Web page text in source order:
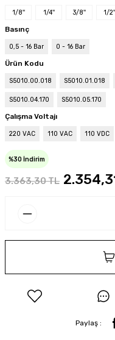
1/8'' 1/4'' 3/8'' 1/2''
Basınç
0,5 - 16 Bar 0 - 16 Bar
Ürün Kodu
S5010.00.018 S5010.01.018
S5010.04.170 S5010.05.170
Çalışma Voltajı
220 VAC 110 VAC 110 VDC
%30 İndirim
3.363,30 TL
Paylaş :